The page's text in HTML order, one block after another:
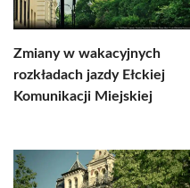
Zmiany w wakacyjnych
rozkładach jazdy Ełckiej
Komunikacji Miejskiej